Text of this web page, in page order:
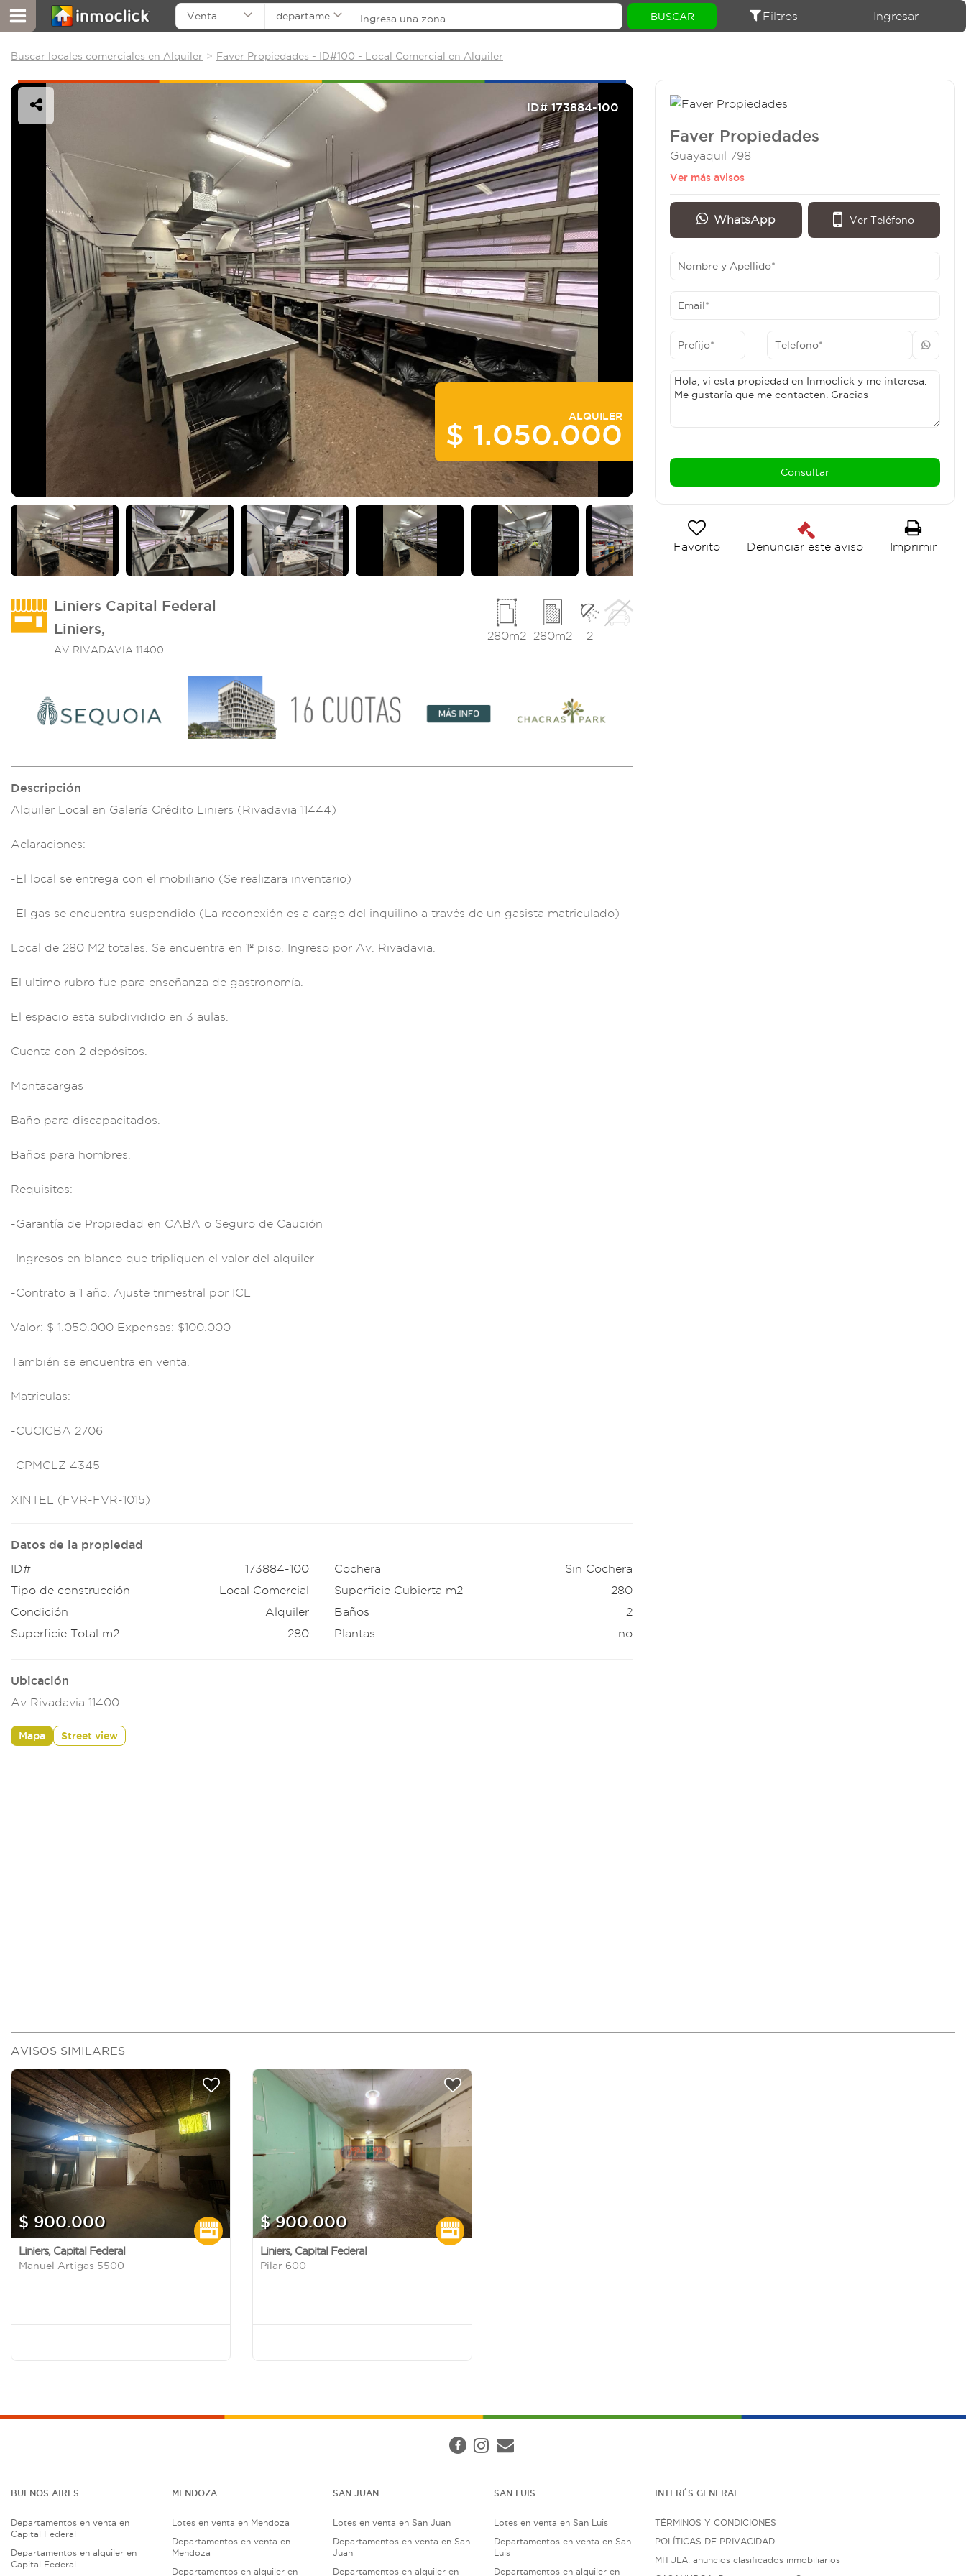
Venta departamentos Filtros Ingresar
Buscar locales comerciales en Alquiler Faver Propiedades - ID#100 - Local Comercial en Alquiler
ID# 173884-100
ALQUILER
$ 1.050.000
Imagen_2
Liniers Capital Federal
Liniers,
AV RIVADAVIA 11400
2
280m2
280m2
Descripción
Alquiler Local en Galería Crédito Liniers (Rivadavia 11444)
Aclaraciones:
-El local se entrega con el mobiliario (Se realizara inventario)
-El gas se encuentra suspendido (La reconexión es a cargo del inquilino a través de un gasista matriculado)
Local de 280 M2 totales . Se encuentra en 1º piso. Ingreso por Av. Rivadavia.
El ultimo rubro fue para enseñanza de gastronomía.
El espacio esta subdividido en 3 au las.
Cuenta con 2 depósitos.
Montacargas
Baño para discapacitados.
Baños para hombres
Requisitos:
-Garantía de Propiedad en CABA o Seguro de Caución
-Ingresos en blanco que tripliquen el valor del al quiler
-Contrato a 1 año. Ajuste trimestral por ICL
Valor: $ 1. 050.000 Expensas: $100.000
También se encuentra en venta.
Matriculas:
-CUCICBA 2706
-CPMCL Z 4345
XINTEL (FVR-FVR-1015)
Datos de la propiedad
ID#
173884-100
Tipo de construcción
Local Comercial
Condición
Alquiler
Superficie Total m2
280
Cochera
Sin Cochera
Superficie Cubierta m2
280
Baños
2
Plantas
no
Ubicación
Av Rivadavia 11400
Mapa Street view
Faver Propiedades
Guayaquil 798
Ver más avisos
WhatsApp Ver Teléfono
Favorito Denunciar este aviso Imprimir
AVISOS SIMILARES
$ 900.000
Liniers, Capital Federal
Manuel Artigas 5500
$ 900.000
Liniers, Capital Federal
Pilar 600
BUENOS AIRES
Departamentos en venta en
Capital Federal
Departamentos en alquiler en
Capital Federal
MENDOZA
Lotes en venta en Mendoza
Departamentos en venta en
Mendoza
Departamentos en alquiler en
SAN JUAN
Lotes en venta en San Juan
Departamentos en venta en San
Juan
Departamentos en alquiler en
SAN LUIS
Lotes en venta en San Luis
Departamentos en venta en San
Luis
Departamentos en alquiler en
INTERÉS GENERAL
TÉRMINOS Y CONDICIONES
POLÍTICAS DE PRIVACIDAD
MITULA: anuncios clasificados inmobiliarios